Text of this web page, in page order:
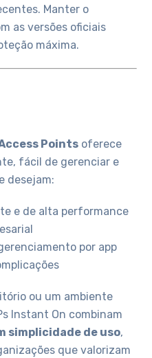
Manter o
as versões oficiais
máxima.
Points oferece
fácil de gerenciar e
desejam:
e de alta performance
por app
ou um ambiente
Instant On combinam
simplicidade de uso,
que valorizam